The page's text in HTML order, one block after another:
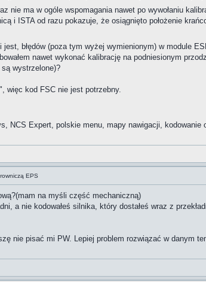
nie ma w ogóle wspomagania nawet po wywołaniu
i ISTA od razu pokazuje, że osiągnięto położenie
jest, błędów (poza tym wyżej wymienionym) w module
nawet wykonać kalibrację na podniesionym
są wystrzelone)?
więc kod FSC nie jest potrzebny.
NCS Expert, polskie menu, mapy nawigacji,
EPS
na myśli część mechaniczną)
a nie kodowałeś silnika, który dostałeś wraz z
nie pisać mi PW. Lepiej problem rozwiązać w danym